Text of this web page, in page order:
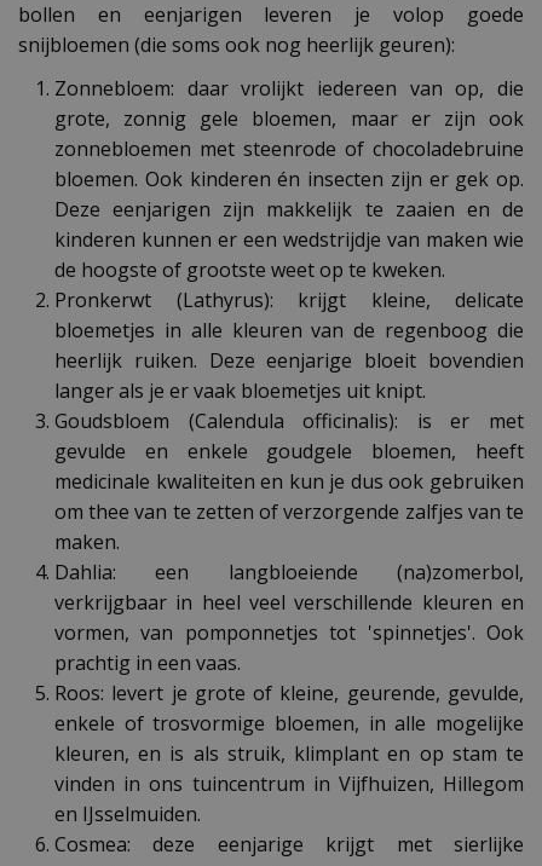
bollen en eenjarigen leveren je volop goede
snijbloemen (die soms ook nog heerlijk geuren):
Zonnebloem: daar vrolijkt iedereen van op, die
grote, zonnig gele bloemen, maar er zijn ook
zonnebloemen met steenrode of chocoladebruine
bloemen. Ook kinderen én insecten zijn er gek op.
Deze eenjarigen zijn makkelijk te zaaien en de
kinderen kunnen er een wedstrijdje van maken wie
de hoogste of grootste weet op te kweken.
Pronkerwt (Lathyrus): krijgt kleine, delicate
bloemetjes in alle kleuren van de regenboog die
heerlijk ruiken. Deze eenjarige bloeit bovendien
langer als je er vaak bloemetjes uit knipt.
Goudsbloem (Calendula officinalis): is er met
gevulde en enkele goudgele bloemen, heeft
medicinale kwaliteiten en kun je dus ook gebruiken
om thee van te zetten of verzorgende zalfjes van te
maken.
Dahlia: een langbloeiende (na)zomerbol,
verkrijgbaar in heel veel verschillende kleuren en
vormen, van pomponnetjes tot 'spinnetjes'. Ook
prachtig in een vaas.
Roos: levert je grote of kleine, geurende, gevulde,
enkele of trosvormige bloemen, in alle mogelijke
kleuren, en is als struik, klimplant en op stam te
vinden in ons tuincentrum in Vijfhuizen, Hillegom
en IJsselmuiden.
Cosmea: deze eenjarige krijgt met sierlijke